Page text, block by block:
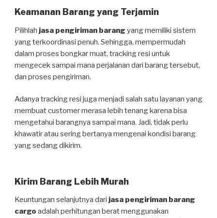
Keamanan Barang yang Terjamin
Pilihlah jasa pengiriman barang yang memiliki sistem
yang terkoordinasi penuh. Sehingga, mempermudah
dalam proses bongkar muat, tracking resi untuk
mengecek sampai mana perjalanan dari barang tersebut,
dan proses pengiriman.
Adanya tracking resi juga menjadi salah satu layanan yang
membuat customer merasa lebih tenang karena bisa
mengetahui barangnya sampai mana. Jadi, tidak perlu
khawatir atau sering bertanya mengenai kondisi barang
yang sedang dikirim.
Kirim Barang Lebih Murah
Keuntungan selanjutnya dari jasa pengiriman barang
cargo adalah perhitungan berat menggunakan